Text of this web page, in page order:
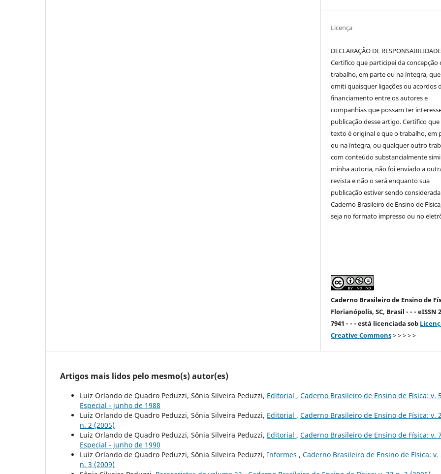
Licença
DECLARAÇÃO DE RESPONSABILIDADE
Certifico que participei da concepção
trabalho, em parte ou na íntegra,
omiti quaisquer ligações ou acordos
financiamento entre os autores e
companhias que possam ter
publicação desse artigo. Certifico que
texto é original e que o trabalho, em
ou na íntegra, ou qualquer outro
com conteúdo substancialmente
minha autoria, não foi enviado a
revista e não o será enquanto sua
publicação estiver sendo
Caderno Brasileiro de Ensino de
seja no formato impresso ou no
Caderno Brasileiro de Ensino de
Florianópolis, SC, Brasil - - - eISSN
7941 - - - está licenciada sob
Creative Commons> > > > >
Artigos mais lidos pelo mesmo(s) autor(es)
Luiz Orlando de Quadro Peduzzi, Sônia Silveira Peduzzi, Editorial , Caderno Brasileiro de Ensino de Física: v.
Especial - junho de 1988
Luiz Orlando de Quadro Peduzzi, Sônia Silveira Peduzzi, Editorial , Caderno Brasileiro de Ensino de Física: v.
n. 2 (2005)
Luiz Orlando de Quadro Peduzzi, Sônia Silveira Peduzzi, Editorial , Caderno Brasileiro de Ensino de Física: v.
Especial - junho de 1990
Luiz Orlando de Quadro Peduzzi, Sônia Silveira Peduzzi, Informes , Caderno Brasileiro de Ensino de Física: v.
n. 3 (2009)